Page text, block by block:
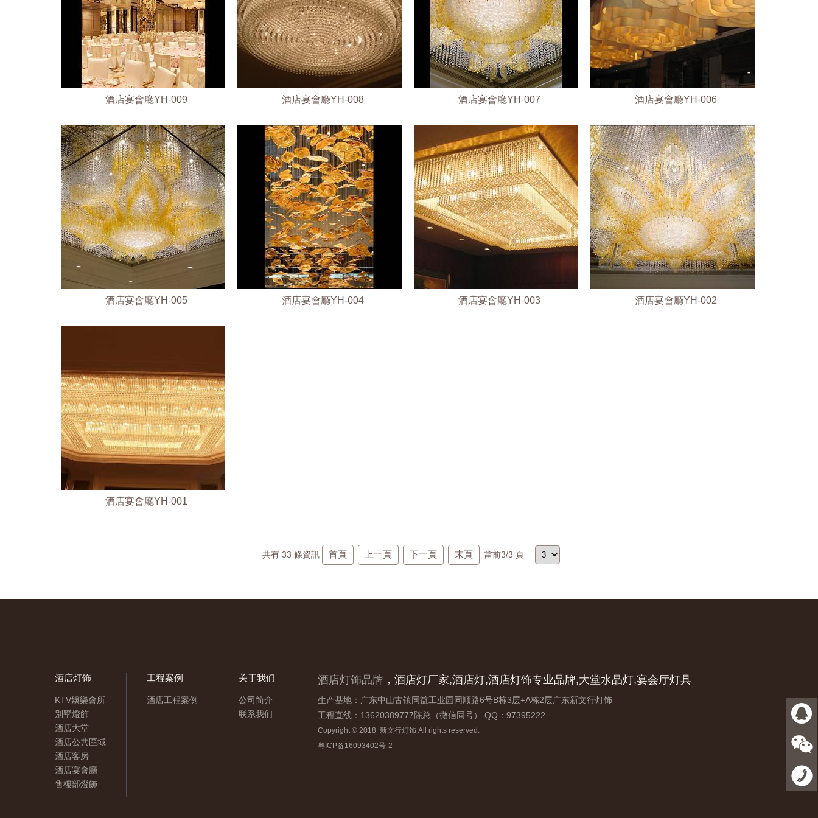
酒店宴會廳YH-009 酒店宴會廳YH-008 酒店宴會廳YH-007 酒店宴會廳YH-006
酒店宴會廳YH-005 酒店宴會廳YH-004 酒店宴會廳YH-003 酒店宴會廳YH-002
酒店宴會廳YH-001
共有 33 條資訊 首頁 上一頁 下一頁 末頁 當前3/3 頁
酒店灯饰
KTV娛樂會所
別墅燈飾
酒店大堂
酒店公共區域
酒店客房
酒店宴會廳
售樓部燈飾
工程案例
酒店工程案例
关于我们
公司简介
联系我们
酒店灯饰品牌 ，酒店灯厂家,酒店灯,酒店灯饰专业品牌,大堂水晶灯,宴会厅灯具
生产基地：广东中山古镇同益工业园同顺路6号B栋3层+A栋2层广东新文行灯饰
工程直线：13620389777陈总（微信同号） QQ：97395222
Copyright © 2018 新文行灯饰 All rights reserved.
粤ICP备16093402号-2